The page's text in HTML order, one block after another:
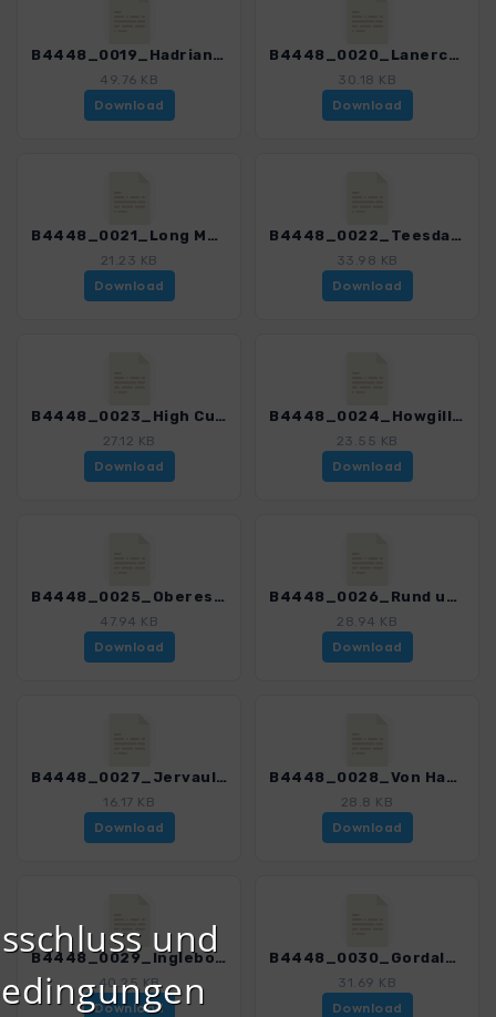
B4448_0019_Hadrianswall_4448_1.gpx
49.76 KB
Download
B4448_0020_Lanercost Priory und Birdoswald_4448_1.gpx
30.18 KB
Download
B4448_0021_Long Meg and her Daughters_4448_1.gpx
21.23 KB
Download
B4448_0022_Teesdale_4448_1.gpx
33.98 KB
Download
B4448_0023_High Cup Nick_4448_1.gpx
27.12 KB
Download
B4448_0024_Howgill Fells_4448_1.gpx
23.55 KB
Download
B4448_0025_Oberes Swaledale_4448_1.gpx
47.94 KB
Download
B4448_0026_Rund um Reeth_4448_1.gpx
28.94 KB
Download
B4448_0027_Jervaulx Abbey_4448_1.gpx
16.17 KB
Download
B4448_0028_Von Hawes zum Semer Water_4448_1.gpx
28.8 KB
Download
B4448_0029_Ingleborough und Ribblesdale_4448_1.gpx
40.25 KB
Download
B4448_0030_Gordale Scar und Malham Cove_4448_1.gpx
31.69 KB
Download
und